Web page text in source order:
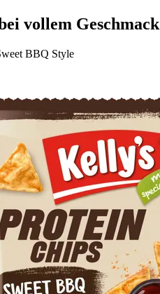
vollem Geschmack
BBQ Style